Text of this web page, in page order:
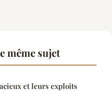
même sujet
et leurs exploits